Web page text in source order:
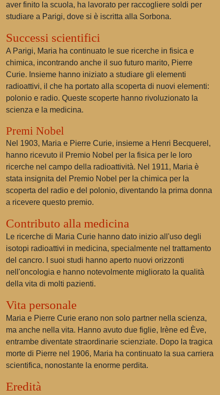
aver finito la scuola, ha lavorato per raccogliere soldi per
studiare a Parigi, dove si è iscritta alla Sorbona.
Successi scientifici
A Parigi, Maria ha continuato le sue ricerche in fisica e
chimica, incontrando anche il suo futuro marito, Pierre
Curie. Insieme hanno iniziato a studiare gli elementi
radioattivi, il che ha portato alla scoperta di nuovi elementi:
polonio e radio. Queste scoperte hanno rivoluzionato la
scienza e la medicina.
Premi Nobel
Nel 1903, Maria e Pierre Curie, insieme a Henri Becquerel,
hanno ricevuto il Premio Nobel per la fisica per le loro
ricerche nel campo della radioattività. Nel 1911, Maria è
stata insignita del Premio Nobel per la chimica per la
scoperta del radio e del polonio, diventando la prima donna
a ricevere questo premio.
Contributo alla medicina
Le ricerche di Maria Curie hanno dato inizio all'uso degli
isotopi radioattivi in medicina, specialmente nel trattamento
del cancro. I suoi studi hanno aperto nuovi orizzonti
nell'oncologia e hanno notevolmente migliorato la qualità
della vita di molti pazienti.
Vita personale
Maria e Pierre Curie erano non solo partner nella scienza,
ma anche nella vita. Hanno avuto due figlie, Irène ed Ève,
entrambe diventate straordinarie scienziate. Dopo la tragica
morte di Pierre nel 1906, Maria ha continuato la sua carriera
scientifica, nonostante la enorme perdita.
Eredità